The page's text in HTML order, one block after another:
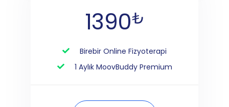
1390₺
Birebir Online Fizyoterapi
1 Aylık MoovBuddy Premium